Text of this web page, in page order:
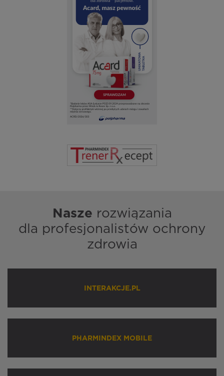
Nasze rozwiązania
dla profesjonalistów ochrony
zdrowia
INTERAKCJE.PL
PHARMINDEX MOBILE